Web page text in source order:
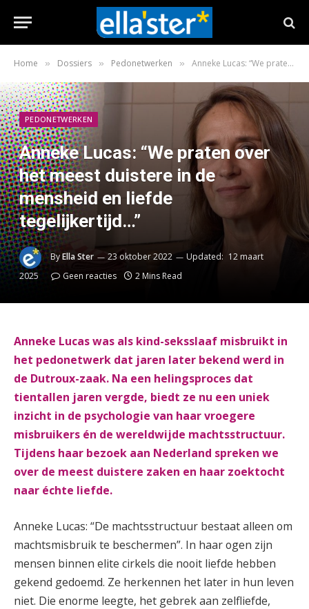
Home » Dossiers » Pedonetwerken » Anneke Lucas: “We praten over het meest duistere in de mensheid en liefde tegelijkertijd…”
PEDONETWERKEN
Anneke Lucas: “We praten over
het meest duistere in de
mensheid en liefde
tegelijkertijd…”
ByElla Ster 23 oktober 2022 Updated: 12 maart
2025
Geen reacties 2 Mins Read
Anneke Lucas was als kind-seksslaaf misbruikt in
het pedonetwerk dat jaren later bekend werd in
de Dutroux-zaak. Na een helingsproces dat
tientallen jaren vergde, biedt ze nu een uniek
inzicht in de psychologie van haar vroegere
misbruikers én de wereldwijde machtsstructuur.
Tijdens haar bezoek aan Nederland spreken we
over de meest duistere zaken en haar zoektocht
naar échte liefde.
Anneke Lucas: “De machtsstructuur bestaat alleen om
machtsmisbruik te beschermen”. In haar ogen zijn
mensen binnen elite cirkels die nooit liefde hebben
gekend gedoemd. Ze herkennen het later in hun leven
niet. Die enorme leegte, het gebrek aan zelfliefde,